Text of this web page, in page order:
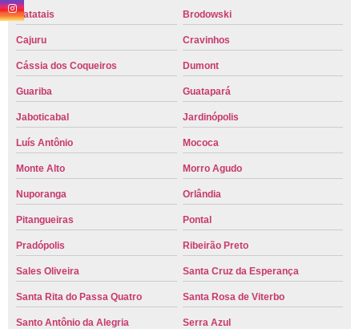
Batatais Brodowski
Cajuru Cravinhos
Cássia dos Coqueiros Dumont
Guariba Guatapará
Jaboticabal Jardinópolis
Luís Antônio Mococa
Monte Alto Morro Agudo
Nuporanga Orlândia
Pitangueiras Pontal
Pradópolis Ribeirão Preto
Sales Oliveira Santa Cruz da Esperança
Santa Rita do Passa Quatro Santa Rosa de Viterbo
Santo Antônio da Alegria Serra Azul